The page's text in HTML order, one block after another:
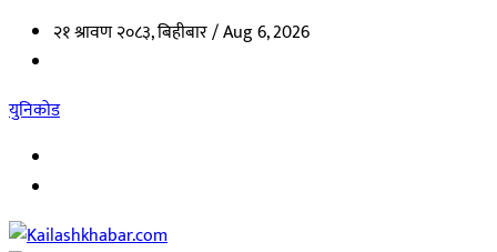
२१ श्रावण २०८३, बिहीबार /Aug 6, 2026
युनिकोड